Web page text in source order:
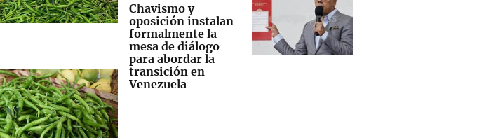
Chavismo y
oposición instalan
formalmente la
mesa de diálogo
para abordar la
transición en
Venezuela